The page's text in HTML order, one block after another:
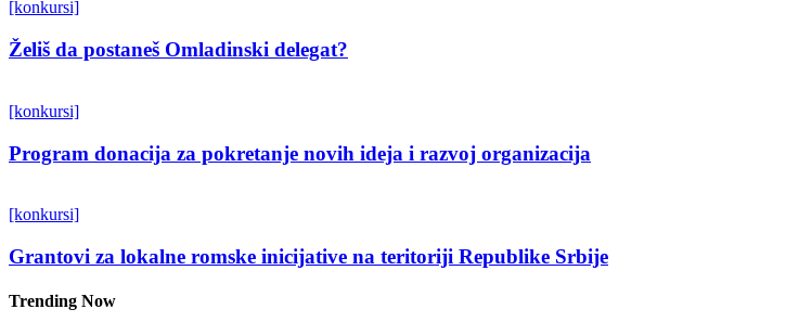
[konkursi]
Želiš da postaneš Omladinski delegat?
[konkursi]
Program donacija za pokretanje novih ideja i razvoj organizacija
[konkursi]
Grantovi za lokalne romske inicijative na teritoriji Republike Srbije
Trending Now